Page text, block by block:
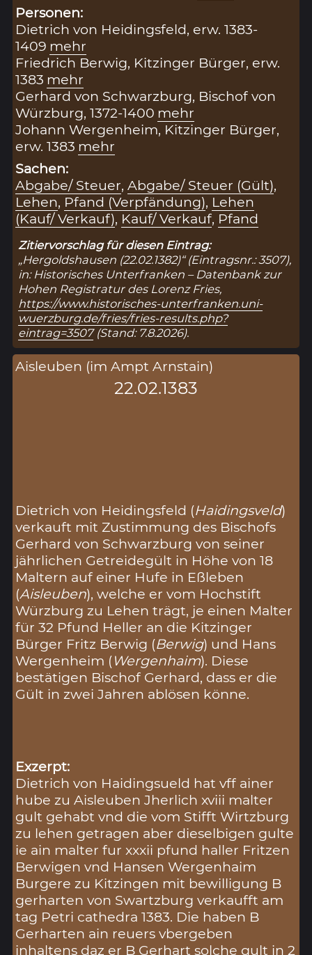
Personen:
Dietrich von Heidingsfeld, erw. 1383-
1409 mehr
Friedrich Berwig, Kitzinger Bürger, erw.
1383 mehr
Gerhard von Schwarzburg, Bischof von
Würzburg, 1372-1400 mehr
Johann Wergenheim, Kitzinger Bürger,
erw. 1383 mehr
Sachen:
Abgabe/ Steuer,Abgabe/ Steuer (Gült),
Lehen, Pfand (Verpfändung), Lehen
(Kauf/ Verkauf), Kauf/ Verkauf, Pfand
Zitiervorschlag für diesen Eintrag:
„Hergoldshausen (22.02.1382)“ (Eintragsnr.: 3507),
in: Historisches Unterfranken – Datenbank zur
Hohen Registratur des Lorenz Fries,
https://www.historisches-unterfranken.uni-
wuerzburg.de/fries/fries-results.php?
eintrag=3507(Stand: 7.8.2026).
Aisleuben (im Ampt Arnstain)
22.02.1383
Dietrich von Heidingsfeld (Haidingsveld)
verkauft mit Zustimmung des Bischofs
Gerhard von Schwarzburg von seiner
jährlichen Getreidegült in Höhe von 18
Maltern auf einer Hufe in Eßleben
(Aisleuben), welche er vom Hochstift
Würzburg zu Lehen trägt, je einen Malter
für 32 Pfund Heller an die Kitzinger
Bürger Fritz Berwig (Berwig) und Hans
Wergenheim (Wergenhaim). Diese
bestätigen Bischof Gerhard, dass er die
Gült in zwei Jahren ablösen könne.
Exzerpt:
Dietrich von Haidingsueld hat vff ainer
hube zu Aisleuben Jherlich xviii malter
gult gehabt vnd die vom Stifft Wirtzburg
zu lehen getragen aber dieselbigen gulte
ie ain malter fur xxxii pfund haller Fritzen
Berwigen vnd Hansen Wergenhaim
Burgere zu Kitzingen mit bewilligung B
gerharten von Swartzburg verkaufft am
tag Petri cathedra 1383. Die haben B
Gerharten ain reuers vbergeben
inhaltens daz er B Gerhart solche gult in 2